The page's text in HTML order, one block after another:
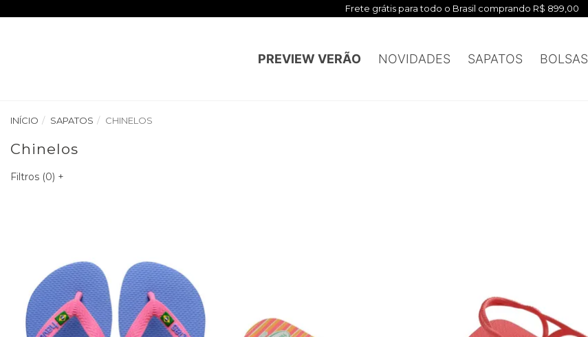
Frete grátis para todo o Brasil comprando R$ 899,00
PREVIEW VERÃO NOVIDADES SAPATOS BOLSAS
INÍCIO SAPATOS CHINELOS
Chinelos
Filtros (0) +